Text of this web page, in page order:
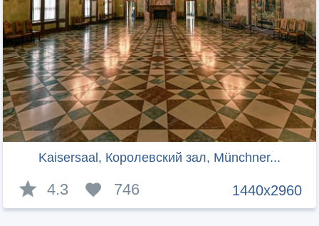
Kaisersaal, Королевский зал, Münchner...
1440x2960
4.3 746